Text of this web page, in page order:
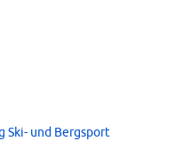
Ski- und Bergsport